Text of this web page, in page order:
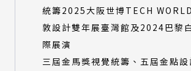
統籌2025大阪世博TECH
敦設計雙年展臺灣館及2024巴黎
際展演
三屆金馬獎視覺統籌、五屆金點